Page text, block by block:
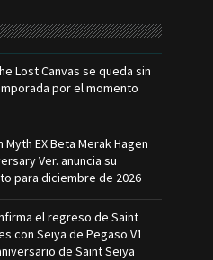
Lost Canvas se queda sin
por el momento
Myth EX Beta Merak Hagen
Ver. anuncia su
para diciembre de 2026
el regreso de Saint
con Seiya de Pegaso V1
de Saint Seiya